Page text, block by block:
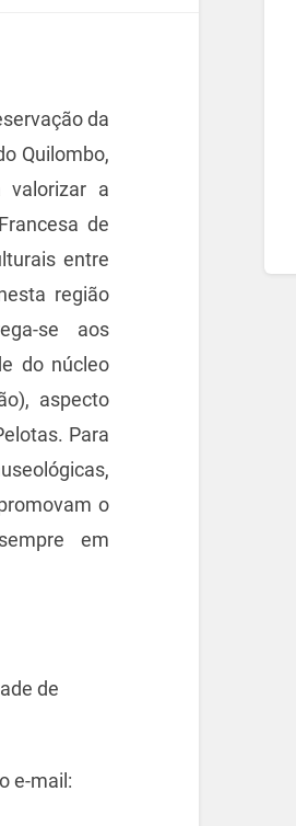
da
Quilombo,
valorizar a
de
entre
região
se aos
do núcleo
aspecto
Para
o
em
de
e-mail: